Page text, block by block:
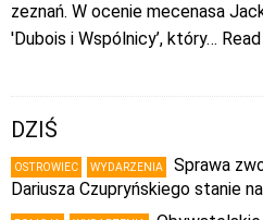
zeznań. W ocenie mecenasa
'Dubois i Wspólnicy’, który…
DZIŚ
OSTROWIEC WYDARZENIA
Sprawa
Dariusza Czupryńskiego stanie